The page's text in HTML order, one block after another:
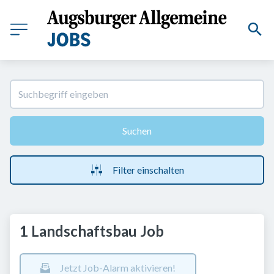
Suchen
Filter einschalten
1 Landschaftsbau Job
Jetzt Job-Alarm aktivieren!